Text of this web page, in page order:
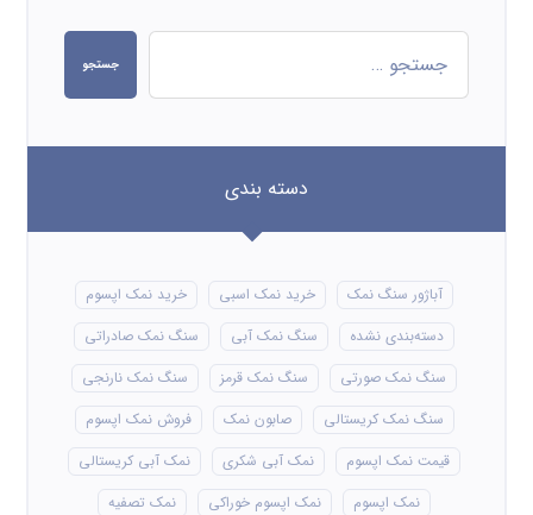
جستجو
دسته بندی
آباژور سنگ نمک خرید نمک اسبی
خرید نمک اپسوم
دسته‌بندی نشده
سنگ نمک آبی
سنگ نمک صادراتی
سنگ نمک صورتی
سنگ نمک قرمز
سنگ نمک نارنجی
سنگ نمک کریستالی
صابون نمک
فروش نمک اپسوم
قیمت نمک اپسوم
نمک آبی شکری
نمک آبی کریستالی
نمک اپسوم
نمک اپسوم خوراکی
نمک تصفیه